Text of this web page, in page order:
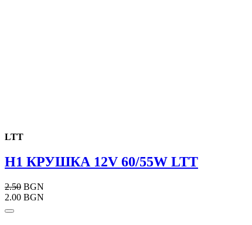
LTT
H1 КРУШКА 12V 60/55W LTT
2.50 BGN
2.00 BGN